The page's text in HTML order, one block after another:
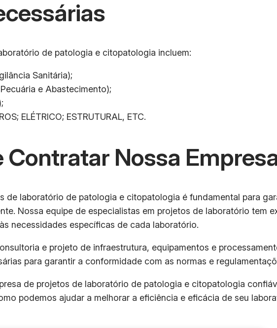
de patologia e citopatologia incluem:
Sanitária);
e Abastecimento);
ELÉTRICO; ESTRUTURAL, ETC.
Nossa
de laboratório de patologia e citopatologia é fundamental para
Nossa equipe de especialistas em projetos de laboratório tem
necessidades específicas de cada laboratório.
e projeto de infraestrutura, equipamentos e
para garantir a conformidade com as normas e
de projetos de laboratório de patologia e citopatologia
podemos ajudar a melhorar a eficiência e eficácia de seu